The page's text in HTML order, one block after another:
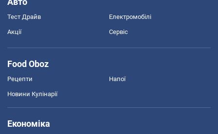
Тест Драйв Електромобілі
Акції Сервіс
Food Oboz
Рецепти Напої
Новини Кулінарії
Економіка